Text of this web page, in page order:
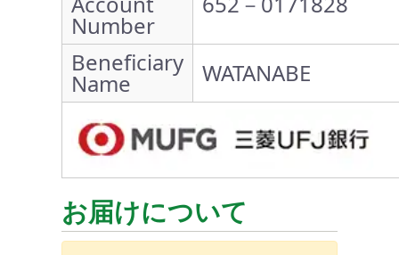
Number
Beneficiary
Name WATANABE
お届けについて